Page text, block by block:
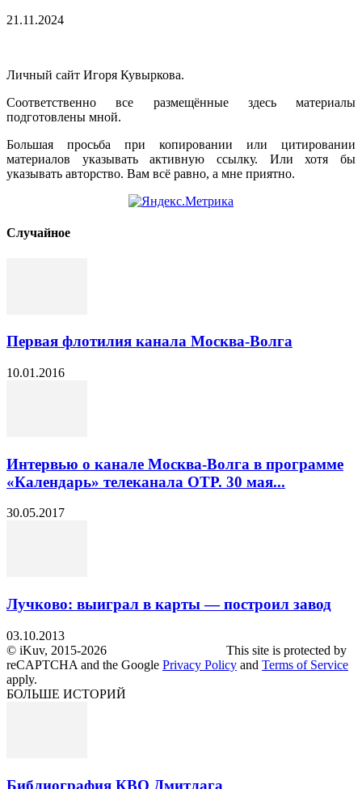
21.11.2024
Личный сайт Игоря Кувыркова.
Соответственно все размещённые здесь материалы
подготовлены мной.
Большая просьба при копировании или цитировании
материалов указывать активную ссылку. Или хотя бы
указывать авторство. Вам всё равно, а мне приятно.
Cлучайное
Первая флотилия канала Москва-Волга
10.01.2016
Интервью о канале Москва-Волга в программе
«Календарь» телеканала ОТР. 30 мая...
30.05.2017
Лучково: выиграл в карты — построил завод
03.10.2013
© iKuv, 2015-2026 This site is protected by
reCAPTCHA and the Google Privacy Policy and Terms of Service
apply.
БОЛЬШЕ ИСТОРИЙ
Библиография КВО Дмитлага